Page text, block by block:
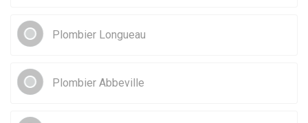
Plombier Longueau
Plombier Abbeville